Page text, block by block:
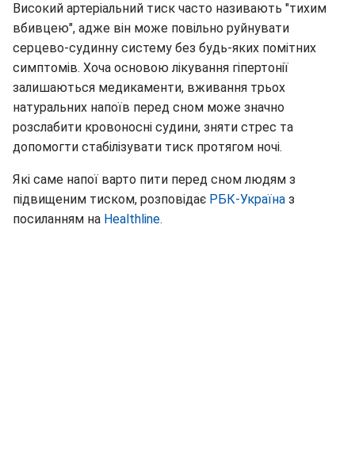
Високий артеріальний тиск часто називають "тихим
вбивцею", адже він може повільно руйнувати
серцево-судинну систему без будь-яких помітних
симптомів. Хоча основою лікування гіпертонії
залишаються медикаменти, вживання трьох
натуральних напоїв перед сном може значно
розслабити кровоносні судини, зняти стрес та
допомогти стабілізувати тиск протягом ночі.
Які саме напої варто пити перед сном людям з
підвищеним тиском, розповідає РБК-Україна з
посиланням на Healthline.